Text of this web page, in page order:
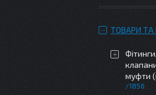
ТОВАРИ ТА
муфти
1856